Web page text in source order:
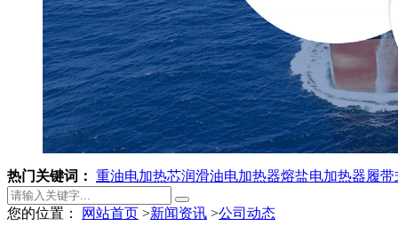
热门关键词： 重油电加热芯润滑油电加热器熔盐电加热器履
您的位置： 网站首页 >新闻资讯 >公司动态